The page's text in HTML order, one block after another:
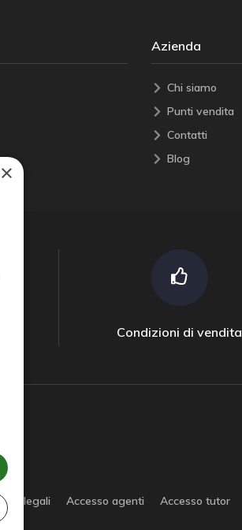
Azienda
Chi siamo
Punti vendita
Contatti
Blog
Condizioni di vendita
Note legali Accesso agenti Accesso tutor
×